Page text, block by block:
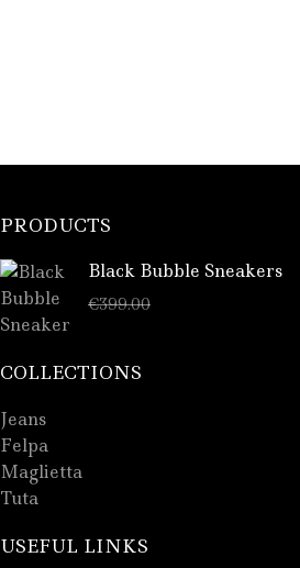
PRODUCTS
Black Bubble Sneakers
€399.00
COLLECTIONS
Jeans
Felpa
Maglietta
Tuta
USEFUL LINKS